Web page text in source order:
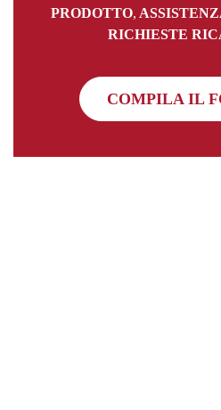
PRODOTTO,
RICHIESTE
COMPILA IL